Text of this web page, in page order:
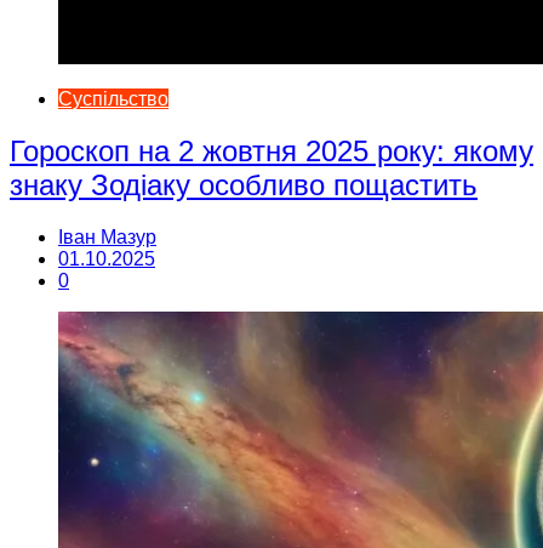
Суспільство
Гороскоп на 2 жовтня 2025 року: якому
знаку Зодіаку особливо пощастить
Іван Мазур
01.10.2025
0